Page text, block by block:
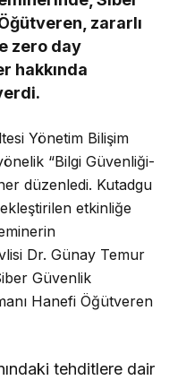
zararlı
zero day
hakkında
Yönetim Bilişim
“Bilgi Güvenliği-
düzenledi. Kutadgu
etkinliğe
Dr. Günay Temur
Güvenlik
Hanefi Öğütveren
tehditlere dair